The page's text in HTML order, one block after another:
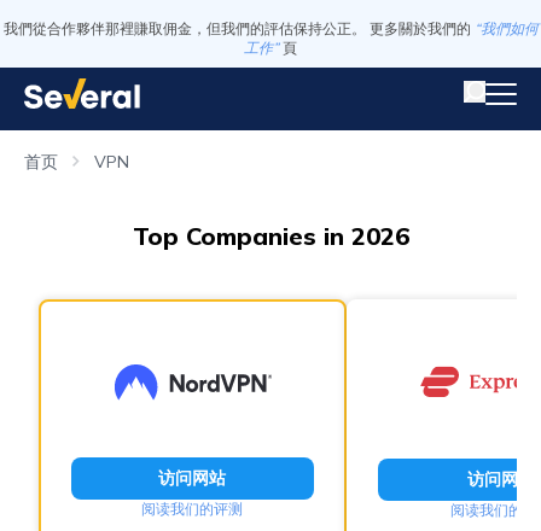
我們從合作夥伴那裡賺取佣金，但我們的評估保持公正。 更多關於我們的 “我們如何
工作” 頁
首页 VPN
Top Companies in 2026
访问网站
阅读我们的评测
访问网站
阅读我们的评